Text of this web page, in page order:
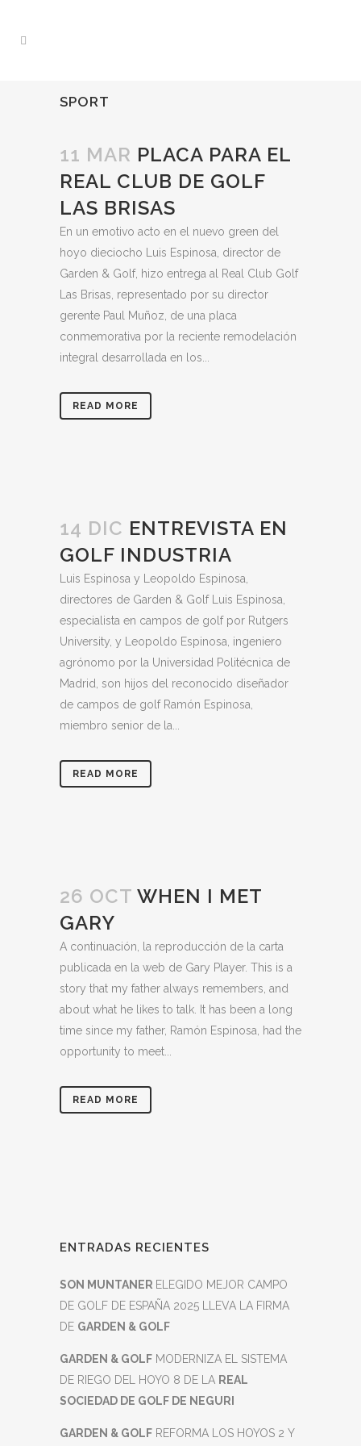
SPORT
11 MAR PLACA PARA EL
REAL CLUB DE GOLF
LAS BRISAS
En un emotivo acto en el nuevo green del
hoyo dieciocho Luis Espinosa, director de
Garden & Golf, hizo entrega al Real Club Golf
Las Brisas, representado por su director
gerente Paul Muñoz, de una placa
conmemorativa por la reciente remodelación
integral desarrollada en los...
READ MORE
14 DIC ENTREVISTA EN
GOLF INDUSTRIA
Luis Espinosa y Leopoldo Espinosa,
directores de Garden & Golf Luis Espinosa,
especialista en campos de golf por Rutgers
University, y Leopoldo Espinosa, ingeniero
agrónomo por la Universidad Politécnica de
Madrid, son hijos del reconocido diseñador
de campos de golf Ramón Espinosa,
miembro senior de la...
READ MORE
26 OCT WHEN I MET
GARY
A continuación, la reproducción de la carta
publicada en la web de Gary Player. This is a
story that my father always remembers, and
about what he likes to talk. It has been a long
time since my father, Ramón Espinosa, had the
opportunity to meet...
READ MORE
ENTRADAS RECIENTES
SON MUNTANER ELEGIDO MEJOR CAMPO
DE GOLF DE ESPAÑA 2025 LLEVA LA FIRMA
DE GARDEN & GOLF
GARDEN & GOLF MODERNIZA EL SISTEMA
DE RIEGO DEL HOYO 8 DE LA REAL
SOCIEDAD DE GOLF DE NEGURI
GARDEN & GOLF REFORMA LOS HOYOS 2 Y